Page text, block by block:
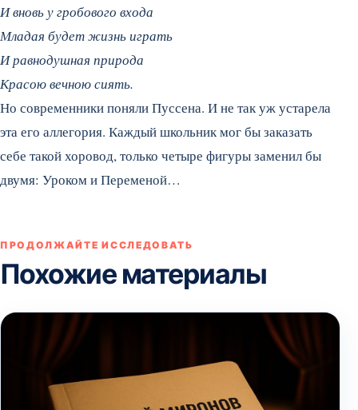
И вновь у гробового входа
Младая будет жизнь играть
И равнодушная природа
Красою вечною сиять.
Но современники поняли Пуссена. И не так уж устарела
эта его аллегория. Каждый школьник мог бы заказать
себе такой хоровод, только четыре фигуры заменил бы
двумя: Уроком и Переменой…
ПРОДОЛЖАЙТЕ ИССЛЕДОВАТЬ
Похожие материалы